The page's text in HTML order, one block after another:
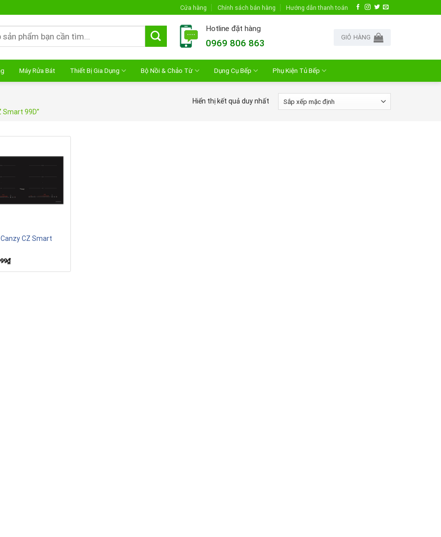
Cửa hàng Chính sách bán hàng Hướng dẫn thanh toán
Hotline đặt hàng
0969 806 863
GIỎ HÀNG
Máy Rửa Bát Thiết Bị Gia Dụng Bộ Nồi & Chảo Từ Dụng Cụ Bếp Phụ Kiện Tủ Bếp
Smart 99D”
Hiển thị kết quả duy nhất
CZ Smart
₫